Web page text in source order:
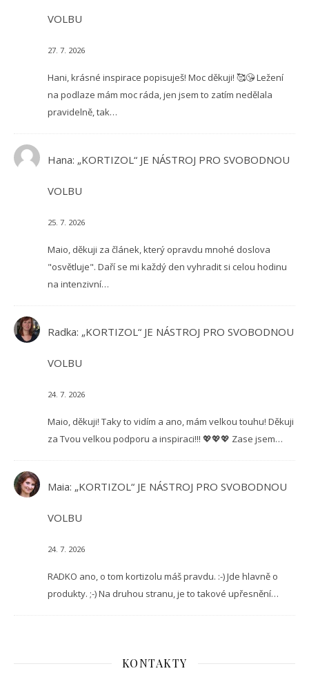
VOLBU
27. 7. 2026
Hani, krásné inspirace popisuješ! Moc děkuji! 🥰😘 Ležení
na podlaze mám moc ráda, jen jsem to zatím nedělala
pravidelně, tak…
Hana: „KORTIZOL“ JE NÁSTROJ PRO SVOBODNOU
VOLBU
25. 7. 2026
Maio, děkuji za článek, který opravdu mnohé doslova
"osvětluje". Daří se mi každý den vyhradit si celou hodinu
na intenzivní…
Radka: „KORTIZOL“ JE NÁSTROJ PRO SVOBODNOU
VOLBU
24. 7. 2026
Maio, děkuji! Taky to vidím a ano, mám velkou touhu! Děkuji
za Tvou velkou podporu a inspiraci!!! 💖💖💖 Zase jsem…
Maia: „KORTIZOL“ JE NÁSTROJ PRO SVOBODNOU
VOLBU
24. 7. 2026
RADKO ano, o tom kortizolu máš pravdu. :-) Jde hlavně o
produkty. ;-) Na druhou stranu, je to takové upřesnění…
KONTAKTY